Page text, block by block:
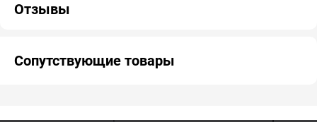
Отзывы
Сопутствующие товары